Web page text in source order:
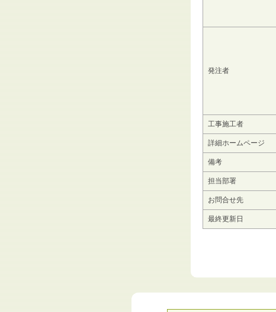
発注者
工事施工者
詳細ホームページ
備考
担当部署
お問合せ先
最終更新日